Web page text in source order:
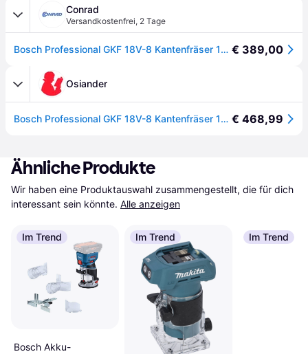
Conrad
Versandkostenfrei, 2 Tage
Bosch Professional GKF 18V-8 Kantenfräser 18 V - [] € 389,00
Osiander
Bosch Professional GKF 18V-8 Kantenfräser 18V € 468,99
Ähnliche Produkte
Wir haben eine Produktauswahl zusammengestellt, die für dich
interessant sein könnte. Alle anzeigen
Im Trend
Bosch Akku-
Im Trend Im Trend